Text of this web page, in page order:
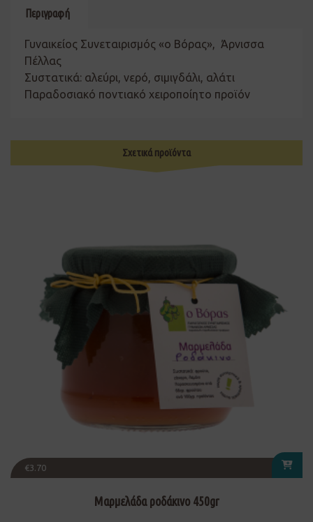
Περιγραφή
Γυναικείος Συνεταιρισμός «ο Βόρας», Άρνισσα
Πέλλας
Συστατικά: αλεύρι, νερό, σιμιγδάλι, αλάτι
Παραδοσιακό ποντιακό χειροποίητο προϊόν
Σχετικά προϊόντα
€3.70
Μαρμελάδα ροδάκινο 450gr